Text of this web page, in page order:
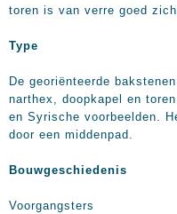
toren is van verre goed
Type
De georiënteerde
narthex, doopkapel en
en Syrische voorbeelden.
door een middenpad.
Bouwgeschiedenis
Voorgangsters